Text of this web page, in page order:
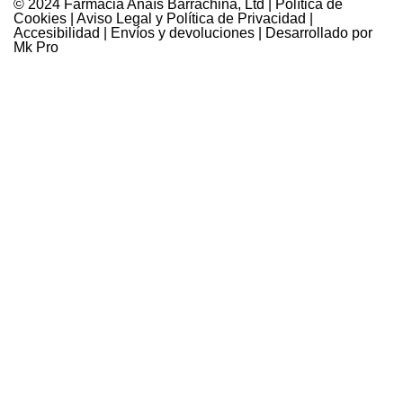
© 2024 Farmàcia Anaïs Barrachina, Ltd |
Política de
Cookies
Aviso Legal y Política de Privacidad
Accesibilidad
Envíos y devoluciones | Desarrollado por
Mk Pro